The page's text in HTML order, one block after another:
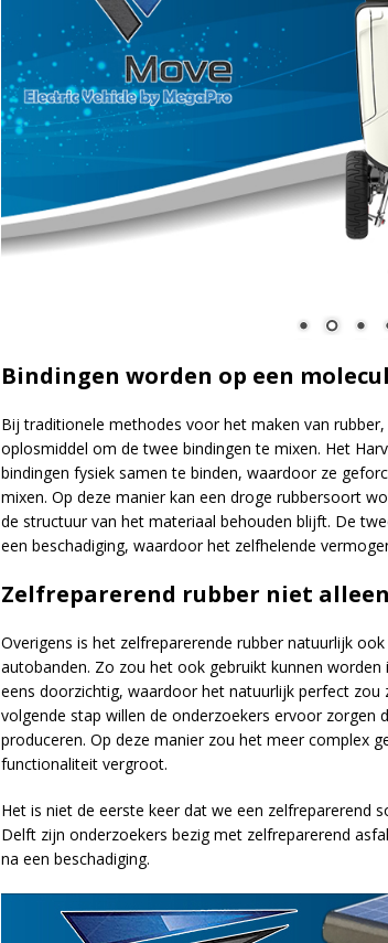
Bindingen worden op een
Bij traditionele methodes voor het maken van
oplosmiddel om de twee bindingen te mixen. Het
bindingen fysiek samen te binden, waardoor ze
mixen. Op deze manier kan een droge rubbersoort
de structuur van het materiaal behouden blijft. De
een beschadiging, waardoor het zelfhelende
Zelfreparerend rubber niet
Overigens is het zelfreparerende rubber natuurlijk
autobanden. Zo zou het ook gebruikt kunnen
eens doorzichtig, waardoor het natuurlijk perfect zou
volgende stap willen de onderzoekers ervoor
produceren. Op deze manier zou het meer complex
functionaliteit vergroot.
Het is niet de eerste keer dat we een zelfreparerend
Delft zijn onderzoekers bezig met zelfreparerend
na een beschadiging.